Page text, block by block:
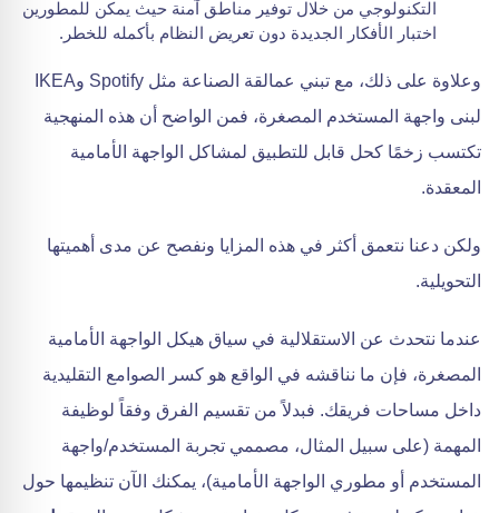
التكنولوجي من خلال توفير مناطق آمنة حيث يمكن للمطورين
اختبار الأفكار الجديدة دون تعريض النظام بأكمله للخطر.
وعلاوة على ذلك، مع تبني عمالقة الصناعة مثل Spotify وIKEA
لبنى واجهة المستخدم المصغرة، فمن الواضح أن هذه المنهجية
تكتسب زخمًا كحل قابل للتطبيق لمشاكل الواجهة الأمامية
المعقدة.
ولكن دعنا نتعمق أكثر في هذه المزايا ونفصح عن مدى أهميتها
التحويلية.
عندما نتحدث عن الاستقلالية في سياق هيكل الواجهة الأمامية
المصغرة، فإن ما نناقشه في الواقع هو كسر الصوامع التقليدية
داخل مساحات فريقك. فبدلاً من تقسيم الفرق وفقاً لوظيفة
المهمة (على سبيل المثال، مصممي تجربة المستخدم/واجهة
المستخدم أو مطوري الواجهة الأمامية)، يمكنك الآن تنظيمها حول